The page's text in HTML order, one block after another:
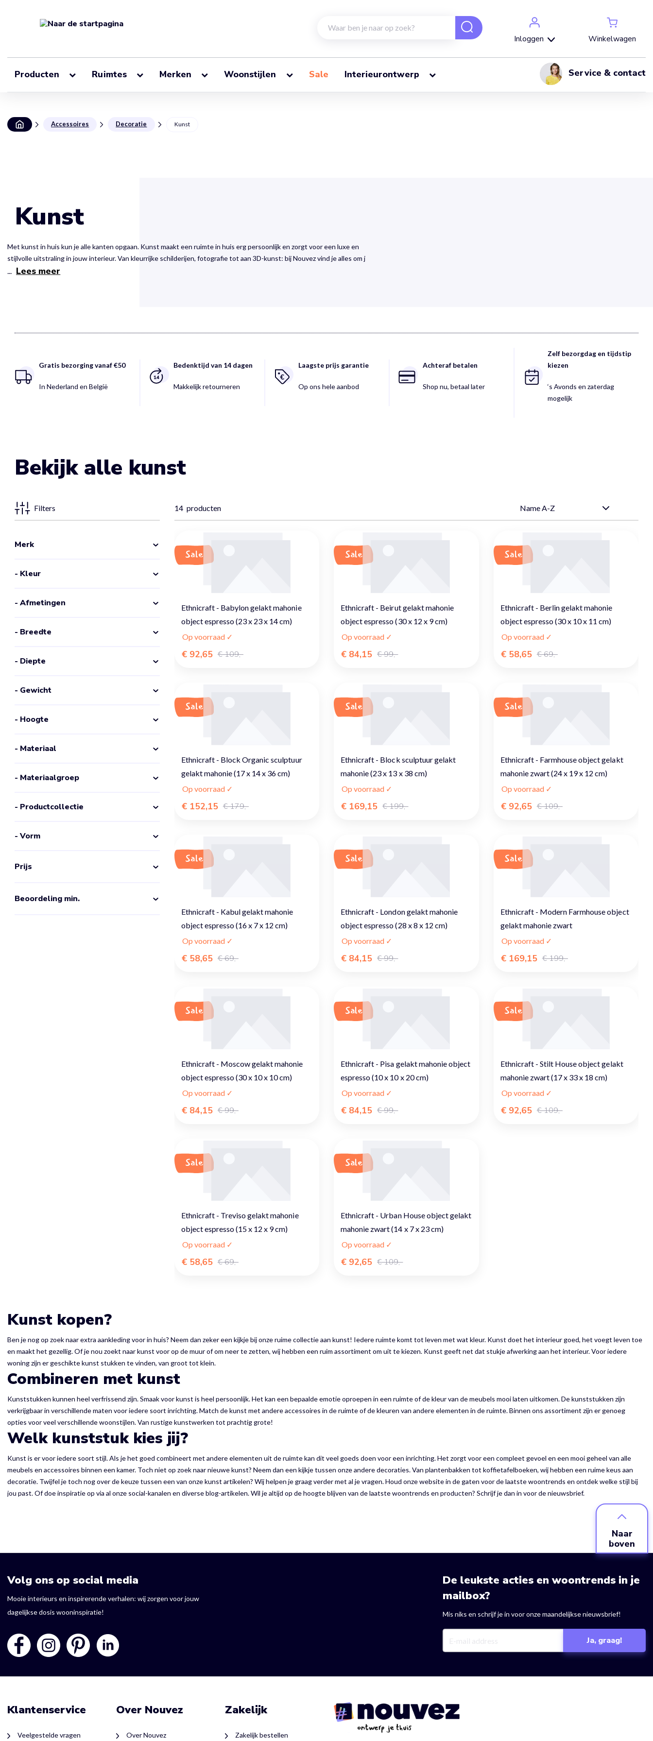
Inloggen Winkelwagen
Producten Ruimtes Merken Woonstijlen Sale Interieurontwerp Service & contact
Accessoires Decoratie Kunst
Kunst
Met kunst in huis kun je alle kanten opgaan. Kunst maakt een ruimte in huis erg persoonlijk en zorgt voor een luxe en
stijlvolle uitstraling in jouw interieur. Van kleurrijke schilderijen, fotografie tot aan 3D-kunst: bij Nouvez vind je alles om j
... Lees meer
Gratis bezorging vanaf €50
In Nederland en België
Bedenktijd van 14 dagen
Makkelijk retourneren
Laagste prijs garantie
Op ons hele aanbod
Achteraf betalen
Shop nu, betaal later
Zelf bezorgdag en tijdstip
kiezen
‘s Avonds en zaterdag
mogelijk
Bekijk alle kunst
Filters
Merk
- Kleur
- Afmetingen
- Breedte
- Diepte
- Gewicht
- Hoogte
- Materiaal
- Materiaalgroep
- Productcollectie
- Vorm
Prijs
Beoordeling min.
14 producten
Sale
Ethnicraft - Babylon gelakt mahonie
object espresso (23 x 23 x 14 cm)
Op voorraad ✓
€ 92,65 € 109,-
Sale
Ethnicraft - Beirut gelakt mahonie
object espresso (30 x 12 x 9 cm)
Op voorraad ✓
€ 84,15 € 99,-
Sale
Ethnicraft - Berlin gelakt mahonie
object espresso (30 x 10 x 11 cm)
Op voorraad ✓
€ 58,65 € 69,-
Sale
Ethnicraft - Block Organic sculptuur
gelakt mahonie (17 x 14 x 36 cm)
Op voorraad ✓
€ 152,15 € 179,-
Sale
Ethnicraft - Block sculptuur gelakt
mahonie (23 x 13 x 38 cm)
Op voorraad ✓
€ 169,15 € 199,-
Sale
Ethnicraft - Farmhouse object gelakt
mahonie zwart (24 x 19 x 12 cm)
Op voorraad ✓
€ 92,65 € 109,-
Sale
Ethnicraft - Kabul gelakt mahonie
object espresso (16 x 7 x 12 cm)
Op voorraad ✓
€ 58,65 € 69,-
Sale
Ethnicraft - London gelakt mahonie
object espresso (28 x 8 x 12 cm)
Op voorraad ✓
€ 84,15 € 99,-
Sale
Ethnicraft - Modern Farmhouse object
gelakt mahonie zwart
Op voorraad ✓
€ 169,15 € 199,-
Sale
Ethnicraft - Moscow gelakt mahonie
object espresso (30 x 10 x 10 cm)
Op voorraad ✓
€ 84,15 € 99,-
Sale
Ethnicraft - Pisa gelakt mahonie object
espresso (10 x 10 x 20 cm)
Op voorraad ✓
€ 84,15 € 99,-
Sale
Ethnicraft - Stilt House object gelakt
mahonie zwart (17 x 33 x 18 cm)
Op voorraad ✓
€ 92,65 € 109,-
Sale
Ethnicraft - Treviso gelakt mahonie
object espresso (15 x 12 x 9 cm)
Op voorraad ✓
€ 58,65 € 69,-
Sale
Ethnicraft - Urban House object gelakt
mahonie zwart (14 x 7 x 23 cm)
Op voorraad ✓
€ 92,65 € 109,-
Kunst kopen?
Ben je nog op zoek naar extra aankleding voor in huis? Neem dan zeker een kijkje bij onze ruime collectie aan kunst! Iedere ruimte komt tot leven met wat kleur. Kunst doet het interieur goed, het voegt leven toe
en maakt het gezellig. Of je nou zoekt naar kunst voor op de muur of om neer te zetten, wij hebben een ruim assortiment om uit te kiezen. Kunst geeft net dat stukje afwerking aan het interieur. Voor iedere
woning zijn er geschikte kunst stukken te vinden, van groot tot klein.
Combineren met kunst
Kunststukken kunnen heel verfrissend zijn. Smaak voor kunst is heel persoonlijk. Het kan een bepaalde emotie oproepen in een ruimte of de kleur van de meubels mooi laten uitkomen. De kunststukken zijn
verkrijgbaar in verschillende maten voor iedere soort inrichting. Match de kunst met andere accessoires in de ruimte of de kleuren van andere elementen in de ruimte. Binnen ons assortiment zijn er genoeg
opties voor veel verschillende woonstijlen. Van rustige kunstwerken tot prachtig grote!
Welk kunststuk kies jij?
Kunst is er voor iedere soort stijl. Als je het goed combineert met andere elementen uit de ruimte kan dit veel goeds doen voor een inrichting. Het zorgt voor een compleet gevoel en een mooi geheel van alle
meubels en accessoires binnen een kamer. Toch niet op zoek naar nieuwe kunst? Neem dan een kijkje tussen onze andere decoraties. Van plantenbakken tot koffietafelboeken, wij hebben een ruime keus aan
decoratie. Twijfel je toch nog over de keuze tussen een van onze kunst artikelen? Wij helpen je graag verder met al je vragen. Houd onze website in de gaten voor de laatste woontrends en ontdek welke stijl bij
jou past. Of doe inspiratie op via al onze social-kanalen en diverse blog-artikelen. Wil je altijd op de hoogte blijven van de laatste woontrends en producten? Schrijf je dan in voor de nieuwsbrief.
Naar
boven
Volg ons op social media
Mooie interieurs en inspirerende verhalen: wij zorgen voor jouw
dagelijkse dosis wooninspiratie!
De leukste acties en woontrends in je
mailbox?
Mis niks en schrijf je in voor onze maandelijkse nieuwsbrief!
Klantenservice
Veelgestelde vragen
Over Nouvez
Over Nouvez
Zakelijk
Zakelijk bestellen